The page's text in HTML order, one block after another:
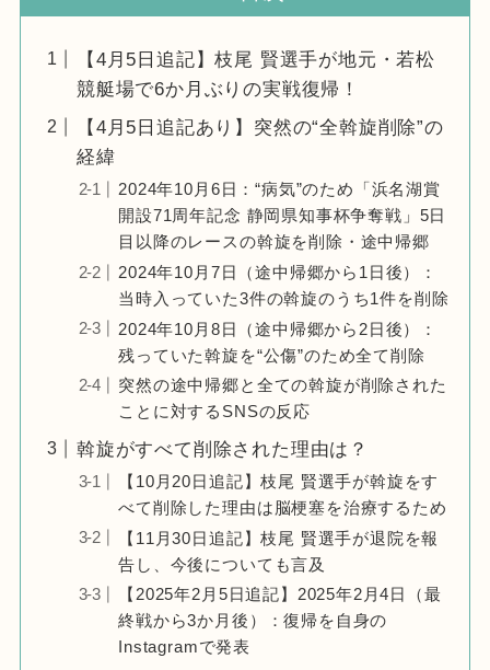
【4月5日追記】枝尾 賢選手が地元・若松
競艇場で6か月ぶりの実戦復帰！
【4月5日追記あり】突然の“全斡旋削除”の
経緯
2024年10月6日：“病気”のため「浜名湖賞
開設71周年記念 静岡県知事杯争奪戦」5日
目以降のレースの斡旋を削除・途中帰郷
2024年10月7日（途中帰郷から1日後）：
当時入っていた3件の斡旋のうち1件を削除
2024年10月8日（途中帰郷から2日後）：
残っていた斡旋を“公傷”のため全て削除
突然の途中帰郷と全ての斡旋が削除された
ことに対するSNSの反応
斡旋がすべて削除された理由は？
【10月20日追記】枝尾 賢選手が斡旋をす
べて削除した理由は脳梗塞を治療するため
【11月30日追記】枝尾 賢選手が退院を報
告し、今後についても言及
【2025年2月5日追記】2025年2月4日（最
終戦から3か月後）：復帰を自身の
Instagramで発表